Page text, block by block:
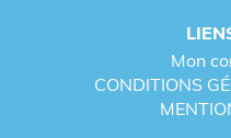
Mon
CONDITIONS